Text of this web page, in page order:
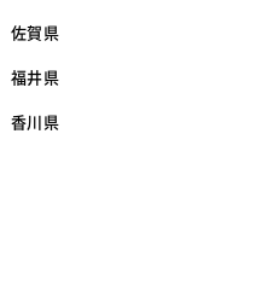
佐賀県
福井県
香川県